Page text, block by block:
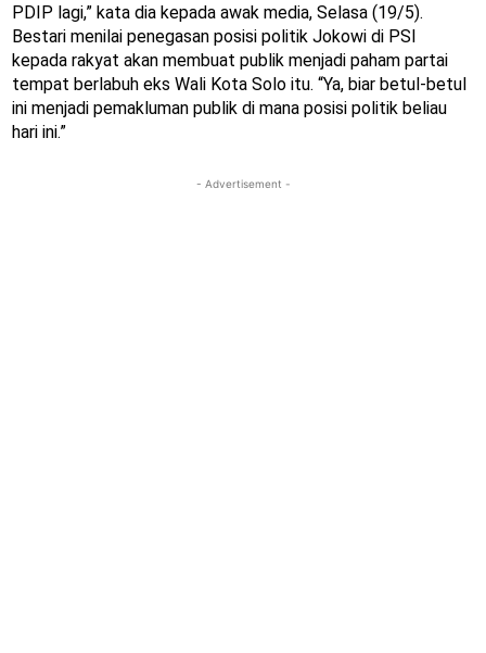
PDIP lagi,” kata dia kepada awak media, Selasa (19/5).
Bestari menilai penegasan posisi politik Jokowi di PSI
kepada rakyat akan membuat publik menjadi paham partai
tempat berlabuh eks Wali Kota Solo itu. “Ya, biar betul-betul
ini menjadi pemakluman publik di mana posisi politik beliau
hari ini.”
- Advertisement -